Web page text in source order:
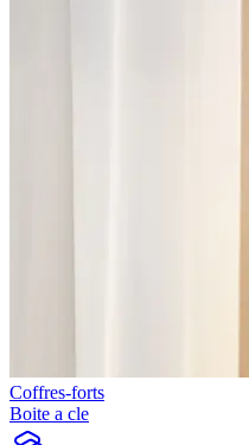
Coffres-forts
Boite a cle